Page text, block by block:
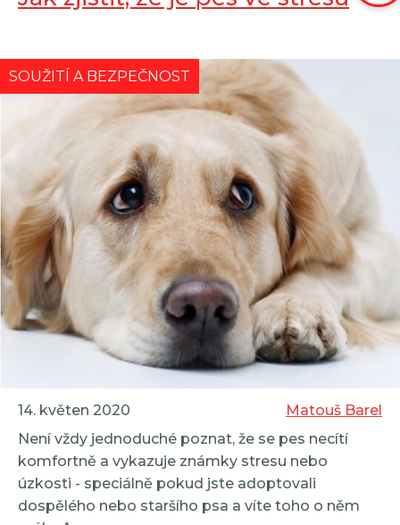
SOUŽITÍ A BEZPEČNOST
14. květen 2020
Matouš Barel
Není vždy jednoduché poznat, že se pes necítí
komfortně a vykazuje známky stresu nebo
úzkosti - speciálně pokud jste adoptovali
dospělého nebo staršího psa a víte toho o něm